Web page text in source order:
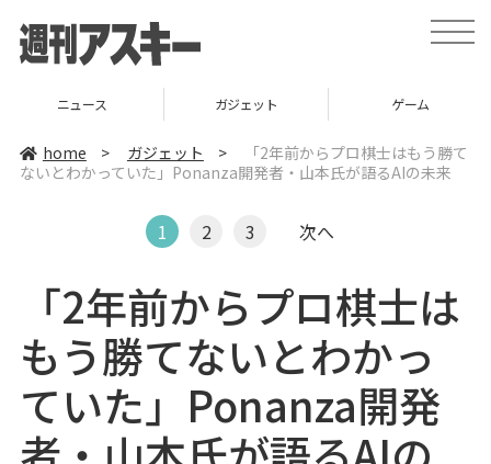
t
o
v
ニュース ガジェット ゲーム
home > ガジェット >
「2年前からプロ棋士はもう勝て
ないとわかっていた」Ponanza開発者・山本氏が語るAIの未来
1 2 3 次へ
「2年前からプロ棋士は
もう勝てないとわかっ
ていた」Ponanza開発